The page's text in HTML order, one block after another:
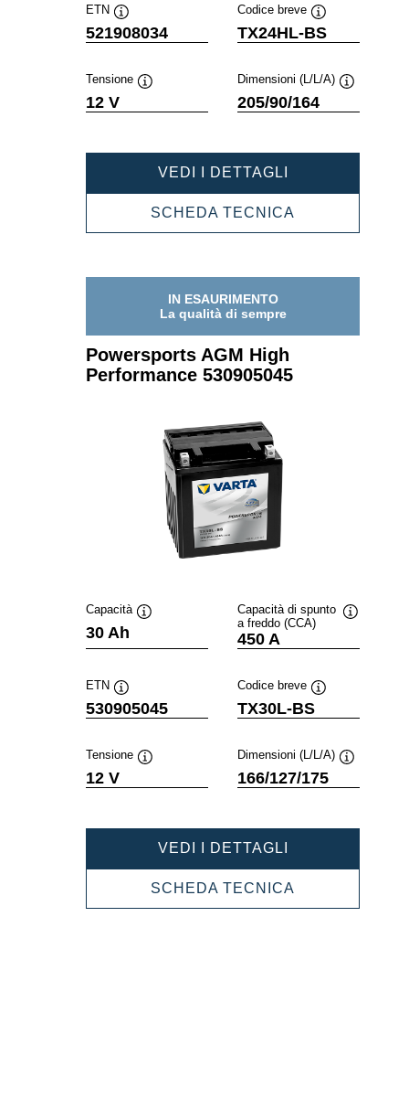
ETN
Descrizione
comando
521908034
Codice breve
Descrizione
comando
TX24HL-BS
Tensione
comando
12 V
Dimensioni (L/L/A)
comando
205/90/164
VEDI I DETTAGLI
HIGH
521908034
SCHEDA TECNICA
521908034
IN ESAURIMENTO
La qualità di sempre
Powersports AGM High
Performance 530905045
Capacità
30 Ah
Capacità di spunto
a freddo (CCA)
450 A
ETN
Descrizione
comando
530905045
Codice breve
comando
TX30L-BS
Tensione
comando
12 V
Dimensioni (L/L/A)
comando
166/127/175
VEDI I DETTAGLI
HIGH
530905045
SCHEDA TECNICA